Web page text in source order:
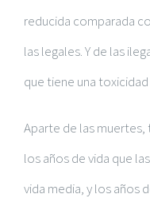
reducida comparada
las legales. Y de las
que tiene una
Aparte de las muertes,
los años de vida que
vida media, y los años